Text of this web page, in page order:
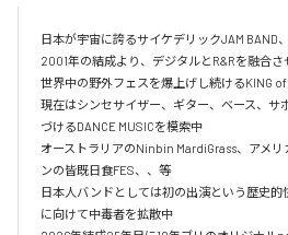
日本が宇宙に誇るサイケデリックJAM BAND
2001年の結成より、デジタルとR&Rを融合
世界中の野外フェスを爆上げし続けるKING of
現在はシンセサイザー、ギター、ベース、サ
づけるDANCE MUSICを模索中
オーストラリアのNinbin MardiGrass、アメ
ンの皆既日食FES、、等
日本人バンドとしては初の出演という歴史的
に向けて中毒者を拡散中